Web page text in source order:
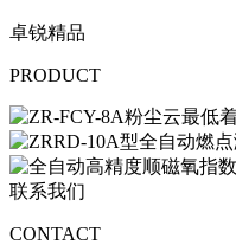
卓锐精品
PRODUCT
联系我们
CONTACT